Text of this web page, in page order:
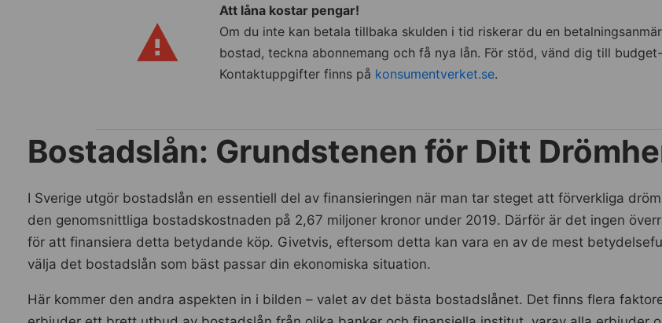
Att låna kostar pengar!
Om du inte kan betala tillbaka skulden i tid riskerar du en
bostad, teckna abonnemang och få nya lån. För stöd, vänd dig till
Kontaktuppgifter finns på konsumentverket.se.
Bostadslån: Grundstenen för Ditt
I Sverige utgör bostadslån en essentiell del av finansieringen när man tar steget att förverkliga
den genomsnittliga bostadskostnaden på 2,67 miljoner kronor under 2019. Därför är det ingen
för att finansiera detta betydande köp. Givetvis, eftersom detta kan vara en av de mest
välja det bostadslån som bäst passar din ekonomiska situation.
Här kommer den andra aspekten in i bilden – valet av det bästa bostadslånet. Det finns flera